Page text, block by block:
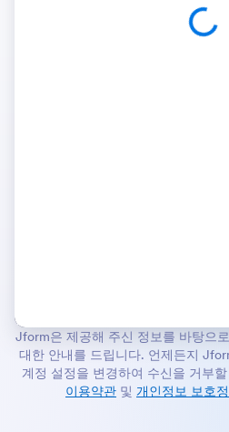
Jform은 제공해 주신 정보를 바탕으
대한 안내를 드립니다. 언제든지
계정 설정을 변경하여 수신을 거부
이용약관 및 개인정보 보호